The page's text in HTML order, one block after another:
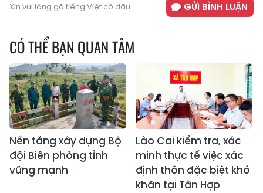
Xin vui lòng gõ tiếng Việt có dấu GỬI BÌNH LUẬN
CÓ THỂ BẠN QUAN TÂM
Nền tảng xây dựng Bộ
đội Biên phòng tỉnh
vững mạnh
Lào Cai kiểm tra, xác
minh thực tế việc xác
định thôn đặc biệt khó
khăn tại Tân Hợp